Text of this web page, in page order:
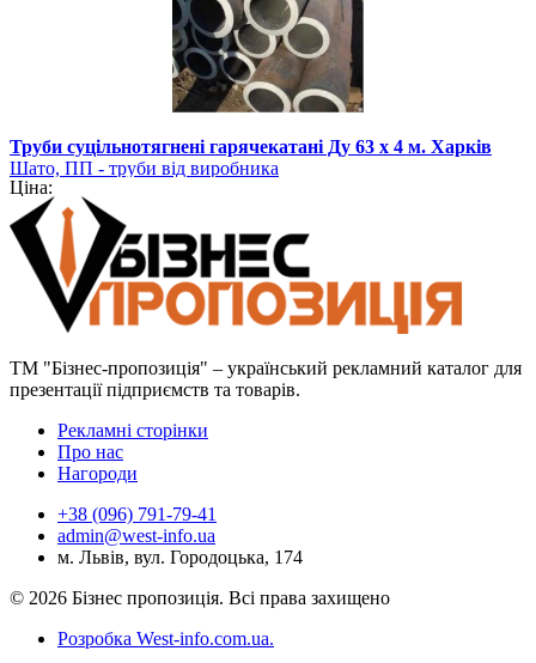
Труби суцільнотягнені гарячекатані Ду 63 х 4 м. Харків
Шато, ПП - труби від виробника
Ціна:
ТМ "Бізнес-пропозиція" – український рекламний каталог для
презентації підприємств та товарів.
Рекламні сторінки
Про нас
Нагороди
+38 (096) 791-79-41
admin@west-info.ua
м. Львів, вул. Городоцька, 174
© 2026 Бізнес пропозиція. Всі права захищено
Розробка West-info.com.ua.